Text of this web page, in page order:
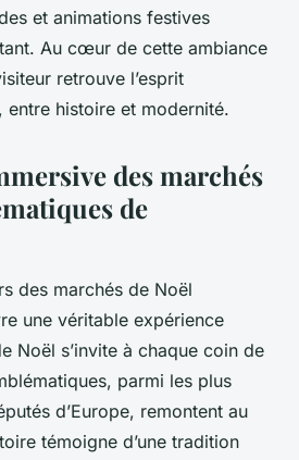
et animations festives
Au cœur de cette ambiance
retrouve l’esprit
entre histoire et modernité.
des marchés
de
des marchés de Noël
une véritable expérience
Noël s’invite à chaque coin de
parmi les plus
d’Europe, remontent au
témoigne d’une tradition